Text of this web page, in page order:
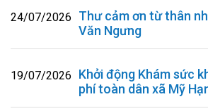
24/07/2026
Thư cảm ơn từ thân
Văn Ngưng
19/07/2026
Khởi động Khám sức
phí toàn dân xã Mỹ